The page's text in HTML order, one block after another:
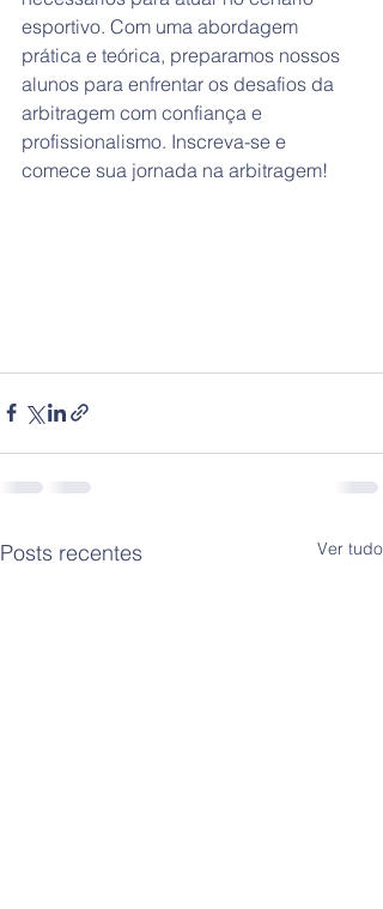
esportivo. Com uma abordagem
prática e teórica, preparamos nossos
alunos para enfrentar os desafios da
arbitragem com confiança e
profissionalismo. Inscreva-se e
comece sua jornada na arbitragem!
Posts recentes Ver tudo